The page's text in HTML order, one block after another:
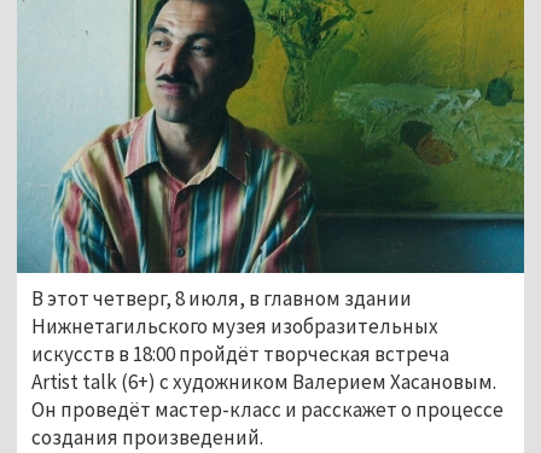
В этот четверг, 8 июля, в главном здании
Нижнетагильского музея изобразительных
искусств в 18:00 пройдёт творческая встреча
Artist talk (6+) с художником Валерием Хасановым.
Он проведёт мастер-класс и расскажет о процессе
создания произведений.